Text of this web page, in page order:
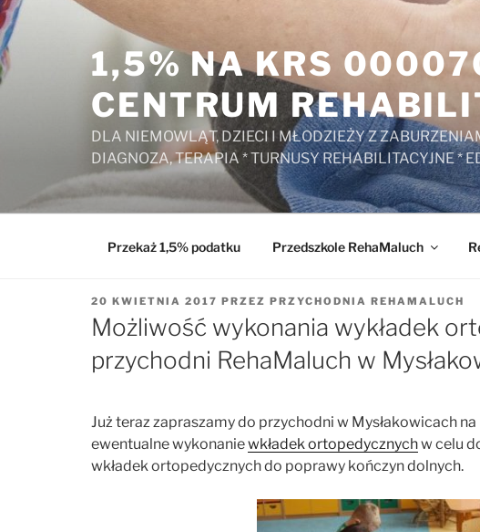
Przejdź
do
treści
1,5% NA KRS
CENTRUM
DLA NIEMOWLĄT, DZIECI I MŁODZIEŻY Z
DIAGNOZA, TERAPIA * TURNUSY REHABILITACYJNE *
Przekaż 1,5% podatku Przedszkole RehaMaluch
OPUBLIKOWANE
W
20 KWIETNIA 2017 PRZEZ PRZYCHODNIA REHAMALUCH
Możliwość wykonania wykładek
przychodni RehaMaluch w
Już teraz zapraszamy do przychodni w Mysłakowicach
ewentualne wykonaniewkładek ortopedycznychw celu
wkładek ortopedycznych do poprawy kończyn dolnych.